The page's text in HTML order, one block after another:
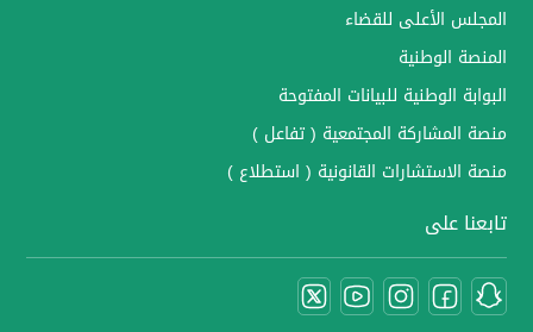
المجلس الأعلى للقضاء
المنصة الوطنية
البوابة الوطنية للبيانات المفتوحة
منصة المشاركة المجتمعية ( تفاعل )
منصة الاستشارات القانونية ( استطلاع )
تابعنا على